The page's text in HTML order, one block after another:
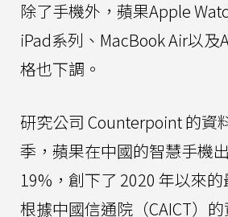
除了手機外，蘋果Apple
iPad系列、MacBook Air以及
格也下調。
研究公司 Counterpoint 的資
季，蘋果在中國的智慧手機
19%，創下了 2020 年以來
根據中國信通院（CAICT）